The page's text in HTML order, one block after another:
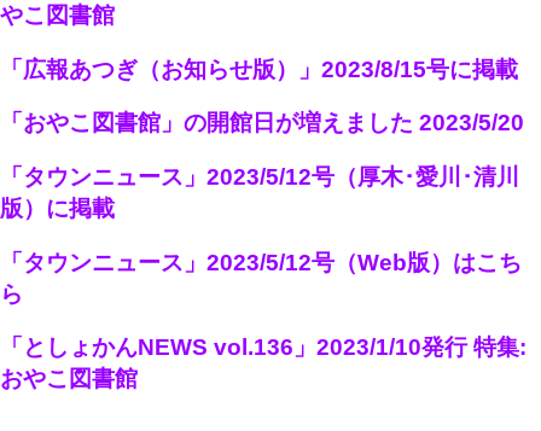
やこ図書館
「広報あつぎ（お知らせ版）」2023/8/15号に掲載
「おやこ図書館」の開館日が増えました 2023/5/20
「タウンニュース」2023/5/12号（厚木･愛川･清川
版）に掲載
「タウンニュース」2023/5/12号（Web版）はこち
ら
「としょかんNEWS vol.136」2023/1/10発行 特集:
おやこ図書館